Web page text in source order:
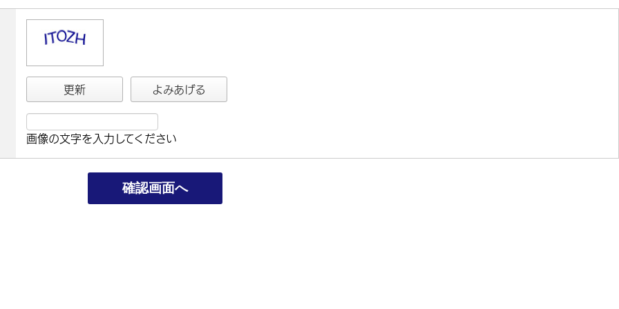
更新 よみあげる
画像の文字を入力してください